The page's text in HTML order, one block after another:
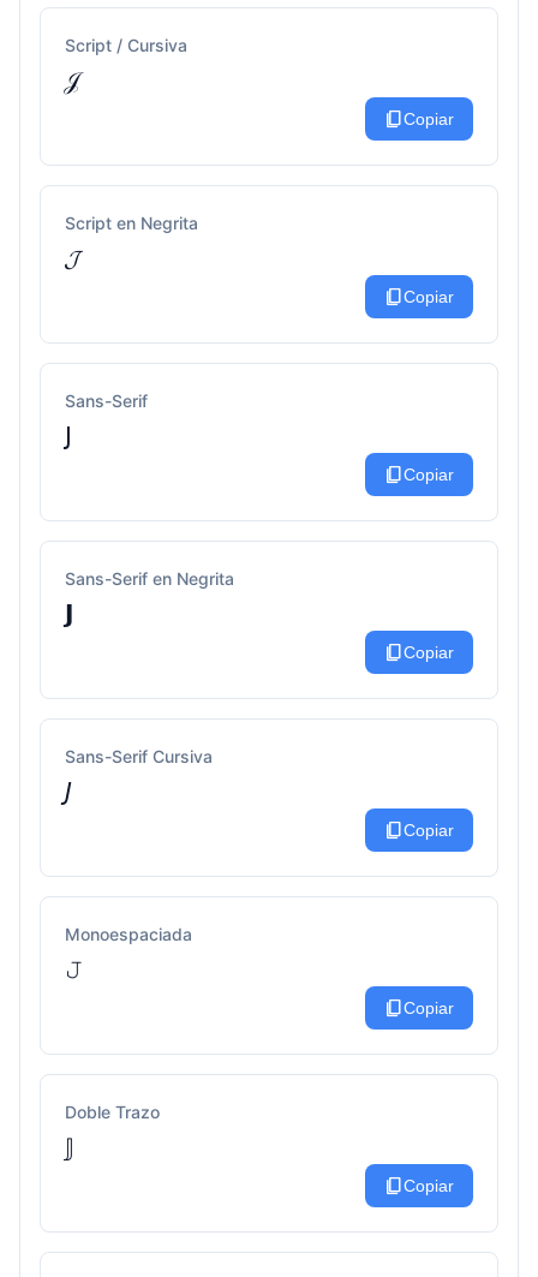
Script / Cursiva
𝒥
content_copyCopiar
Script en Negrita
𝓙
content_copyCopiar
Sans-Serif
𝖩
content_copyCopiar
Sans-Serif en Negrita
𝗝
content_copyCopiar
Sans-Serif Cursiva
𝘑
content_copyCopiar
Monoespaciada
𝙹
content_copyCopiar
Doble Trazo
𝕁
content_copyCopiar